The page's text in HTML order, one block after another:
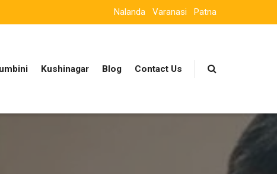
Nalanda Varanasi Patna
Kushinagar Blog Contact Us